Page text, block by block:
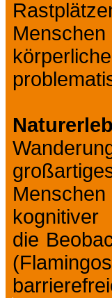
die